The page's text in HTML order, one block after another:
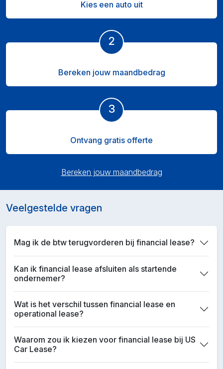
Kies een auto uit
2
Bereken jouw maandbedrag
3
Ontvang gratis offerte
Bereken jouw maandbedrag
Veelgestelde vragen
Mag ik de btw terugvorderen bij financial lease?
Kan ik financial lease afsluiten als startende
ondernemer?
Wat is het verschil tussen financial lease en
operational lease?
Waarom zou ik kiezen voor financial lease bij US
Car Lease?